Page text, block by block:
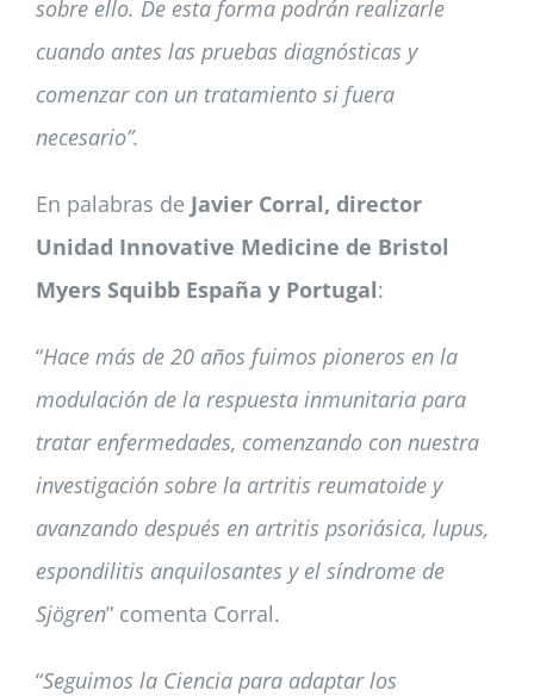
sobre ello. De esta forma podrán realizarle
cuando antes las pruebas diagnósticas y
comenzar con un tratamiento si fuera
necesario”.
En palabras de Javier Corral, director
Unidad Innovative Medicine de Bristol
Myers Squibb España y Portugal:
“Hace más de 20 años fuimos pioneros en la
modulación de la respuesta inmunitaria para
tratar enfermedades, comenzando con nuestra
investigación sobre la artritis reumatoide y
avanzando después en artritis psoriásica, lupus,
espondilitis anquilosantes y el síndrome de
Sjögren” comenta Corral.
“Seguimos la Ciencia para adaptar los